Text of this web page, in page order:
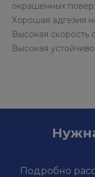
окрашенных
Хорошая адгезия
Высокая скорость
Высокая
Подробно